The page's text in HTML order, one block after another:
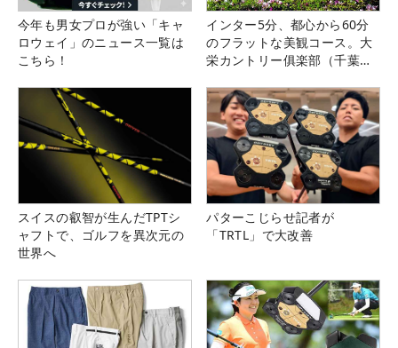
今年も男女プロが強い「キャ
ロウェイ」のニュース一覧は
こちら！
インター5分、都心から60分
のフラットな美観コース。大
栄カントリー俱楽部（千葉
スイスの叡智が生んだTPTシ
ャフトで、ゴルフを異次元の
世界へ
パターこじらせ記者が
「TRTL」で大改善